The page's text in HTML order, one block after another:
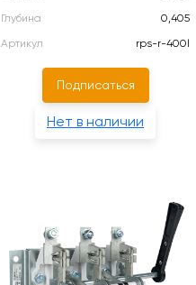
Глубина
0,405
Артикул
rps-r-400l
Подписаться
Нет в наличии